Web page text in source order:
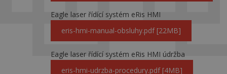
Eagle laser řídící systém eRis HMI
eris-hmi-manual-obsluhy.pdf [22MB]
Eagle laser řídící systém eRis HMI údržba
eris-hmi-udrzba-procedury.pdf [4MB]